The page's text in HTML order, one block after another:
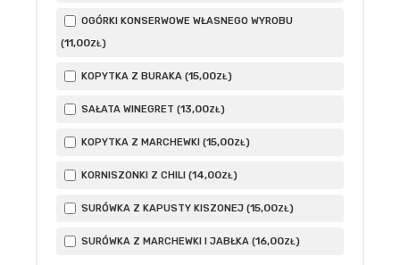
OGÓRKI KONSERWOWE WŁASNEGO WYROBU
(11,00ZŁ)
KOPYTKA Z BURAKA (15,00ZŁ)
SAŁATA WINEGRET (13,00ZŁ)
KOPYTKA Z MARCHEWKI (15,00ZŁ)
KORNISZONKI Z CHILI (14,00ZŁ)
SURÓWKA Z KAPUSTY KISZONEJ (15,00ZŁ)
SURÓWKA Z MARCHEWKI I JABŁKA (16,00ZŁ)